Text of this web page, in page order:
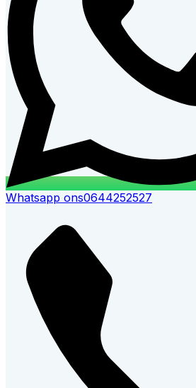
Whatsapp ons0644252527